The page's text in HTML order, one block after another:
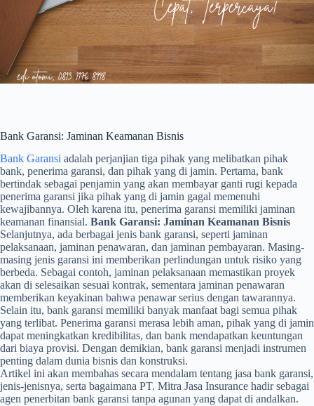
Bank Garansi: Jaminan Keamanan Bisnis
Bank Garansi adalah perjanjian tiga pihak yang melibatkan pihak
bank, penerima garansi, dan pihak yang di jamin. Pertama, bank
bertindak sebagai penjamin yang akan membayar ganti rugi kepada
penerima garansi jika pihak yang di jamin gagal memenuhi
kewajibannya. Oleh karena itu, penerima garansi memiliki jaminan
keamanan finansial. Bank Garansi: Jaminan Keamanan Bisnis
Selanjutnya, ada berbagai jenis bank garansi, seperti jaminan
pelaksanaan, jaminan penawaran, dan jaminan pembayaran. Masing-
masing jenis garansi ini memberikan perlindungan untuk risiko yang
berbeda. Sebagai contoh, jaminan pelaksanaan memastikan proyek
akan di selesaikan sesuai kontrak, sementara jaminan penawaran
memberikan keyakinan bahwa penawar serius dengan tawarannya.
Selain itu, bank garansi memiliki banyak manfaat bagi semua pihak
yang terlibat. Penerima garansi merasa lebih aman, pihak yang di jamin
dapat meningkatkan kredibilitas, dan bank mendapatkan keuntungan
dari biaya provisi. Dengan demikian, bank garansi menjadi instrumen
penting dalam dunia bisnis dan konstruksi.
Artikel ini akan membahas secara mendalam tentang jasa bank garansi,
jenis-jenisnya, serta bagaimana PT. Mitra Jasa Insurance hadir sebagai
agen penerbitan bank garansi tanpa agunan yang dapat di andalkan.